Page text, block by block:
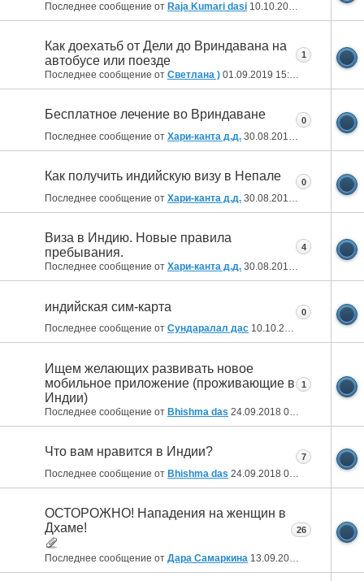
Последнее сообщение от Raja Kumari dasi 10.10.2019
Как доехатьб от Дели до Вриндавана на
автобусе или поезде
Последнее сообщение от Светлана ) 01.09.2019 15:15
1
Бесплатное лечение во Вриндаване
Последнее сообщение от Хари-канта д.д. 30.08.2019 23:07
0
Как получить индийскую визу в Непале
Последнее сообщение от Хари-канта д.д. 30.08.2019 23:05
0
Виза в Индию. Новые правила
пребывания.
Последнее сообщение от Хари-канта д.д. 30.08.2019 23:00
4
индийская сим-карта
Последнее сообщение от Сундаралал дас 10.10.2018
0
Ищем желающих развивать новое
мобильное приложение (проживающие в
Индии)
Последнее сообщение от Bhishma das 24.09.2018 06:58
1
Что вам нравится в Индии?
Последнее сообщение от Bhishma das 24.09.2018 06:56
7
ОСТОРОЖНО! Нападения на женщин в
Дхаме!
Последнее сообщение от Дара Самаркина 13.09.2018
26